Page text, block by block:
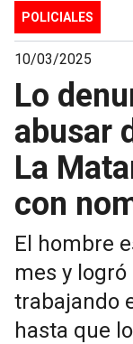
POLICIALES
10/03/2025
Lo
abusar
La
con
El hombre
mes y
trabajando
hasta que